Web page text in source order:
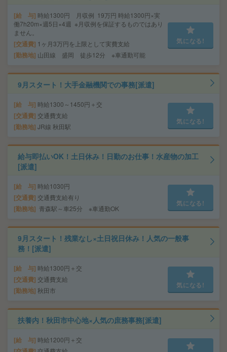
給 与 時給1300円 月収例 19万円 時給1300円×実
働7h20m×週5日×4週 ※月収例を保証するものではあり
ません。
交通費 1ヶ月3万円を上限として実費支給
勤務地 山田線 盛岡 徒歩12分 ※車通勤可能
気になる!
9月スタート！大手金融機関での事務[派遣]
給 与 時給1300～1450円＋交
交通費 交通費支給
勤務地 JR線 秋田駅
気になる!
給与即払いOK！土日休み！日勤のお仕事！水産物の加工
[派遣]
給 与 時給1030円
交通費 交通費支給有り
勤務地 青森駅～車25分 ※車通勤OK
気になる!
9月スタート！残業なし×土日祝日休み！人気の一般事
務！[派遣]
給 与 時給1300円＋交
交通費 交通費支給
勤務地 秋田市
気になる!
扶養内！秋田市中心地×人気の庶務事務[派遣]
給 与 時給1200円＋交